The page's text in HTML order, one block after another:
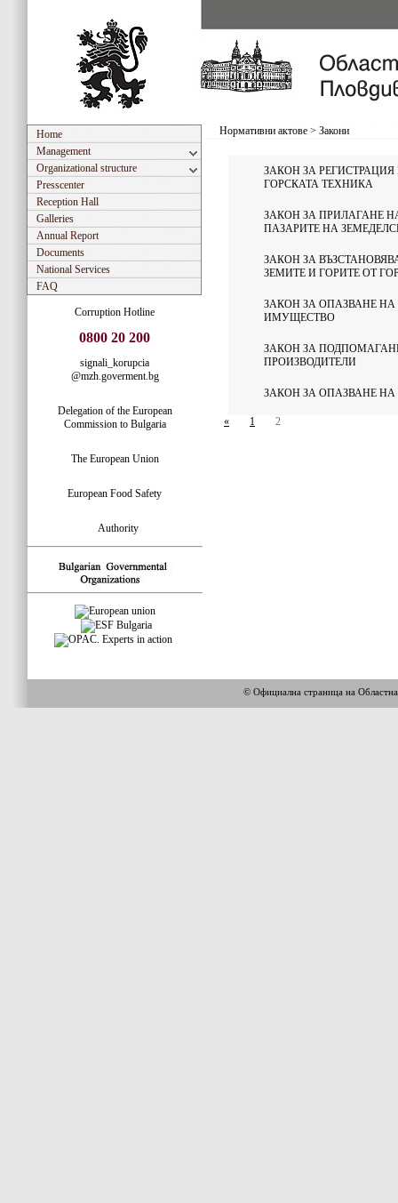
Home
Management
Organizational structure
Presscenter
Reception Hall
Galleries
Annual Report
Documents
National Services
FAQ
Corruption Hotline
0800 20 200
signali_korupcia
@mzh.goverment.bg
Delegation of the European
Commission to Bulgaria
The European Union
European Food Safety
Authority
Нормативни актове > Закони
ЗАКОН ЗА
ГОРСКАТА ТЕХНИКА
ЗАКОН ЗА ПРИЛАГАНЕ
ПАЗАРИТЕ НА
ЗАКОН ЗА
ЗЕМИТЕ И ГОРИТЕ ОТ
ЗАКОН ЗА ОПАЗВАНЕ
ИМУЩЕСТВО
ЗАКОН ЗА
ПРОИЗВОДИТЕЛИ
ЗАКОН ЗА ОПАЗВАНЕ
« 1 2
© Официална страница на